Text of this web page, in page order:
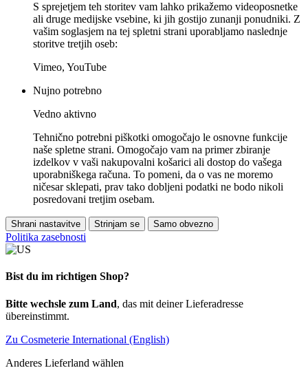
S sprejetjem teh storitev vam lahko prikažemo videoposnetke
ali druge medijske vsebine, ki jih gostijo zunanji ponudniki. Z
vašim soglasjem na tej spletni strani uporabljamo naslednje
storitve tretjih oseb:
Vimeo, YouTube
Nujno potrebno
Vedno aktivno
Tehnično potrebni piškotki omogočajo le osnovne funkcije
naše spletne strani. Omogočajo vam na primer zbiranje
izdelkov v vaši nakupovalni košarici ali dostop do vašega
uporabniškega računa. To pomeni, da o vas ne moremo
ničesar sklepati, prav tako dobljeni podatki ne bodo nikoli
posredovani tretjim osebam.
Shrani nastavitve Strinjam se Samo obvezno
Politika zasebnosti
Bist du im richtigen Shop?
Bitte wechsle zum Land, das mit deiner Lieferadresse
übereinstimmt.
Zu Cosmeterie International (English)
Anderes Lieferland wählen